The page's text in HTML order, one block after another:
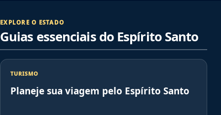
EXPLORE O ESTADO
Guias essenciais do Espírito Santo
TURISMO
Planeje sua viagem pelo Espírito Santo